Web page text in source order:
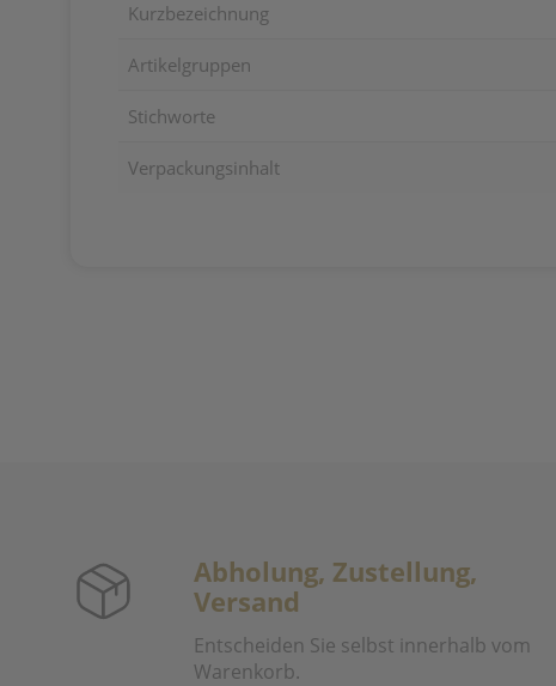
Kurzbezeichnung
Artikelgruppen
Stichworte
Verpackungsinhalt
Abholung, Zustellung,
Versand
Entscheiden Sie selbst innerhalb vom
Warenkorb.